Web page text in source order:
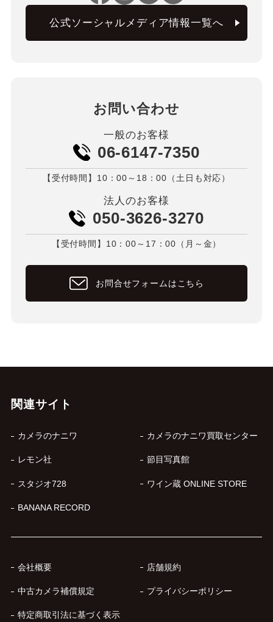
公式ソーシャルメディア情報一覧へ
お問い合わせ
一般のお客様
06-6147-7350
【受付時間】10：00～18：00（土日も対応）
法人のお客様
050-3626-3270
【受付時間】10：00～17：00（月～金）
お問合せフォームはこちら
関連サイト
カメラのナニワ カメラのナニワ買取センター
レモン社 節目写真館
スタジオ728 ワイン蔵 ONLINE STORE
BANANA RECORD
会社概要 店舗規約
中古カメラ補償規定 プライバシーポリシー
特定商取引法に基づく表示